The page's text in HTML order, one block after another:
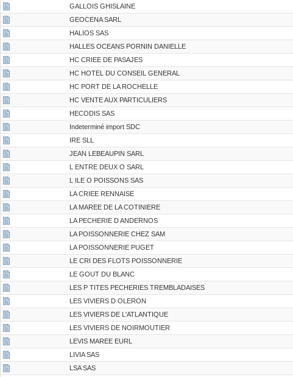
GALLOIS GHISLAINE
GEOCENA SARL
HALIOS SAS
HALLES OCEANS PORNIN DANIELLE
HC CRIEE DE PASAJES
HC HOTEL DU CONSEIL GENERAL
HC PORT DE LA ROCHELLE
HC VENTE AUX PARTICULIERS
HECODIS SAS
Indeterminé import SDC
IRE SLL
JEAN LEBEAUPIN SARL
L ENTRE DEUX O SARL
L ILE O POISSONS SAS
LA CRIEE RENNAISE
LA MAREE DE LA COTINIERE
LA PECHERIE D ANDERNOS
LA POISSONNERIE CHEZ SAM
LA POISSONNERIE PUGET
LE CRI DES FLOTS POISSONNERIE
LE GOUT DU BLANC
LES P TITES PECHERIES TREMBLADAISES
LES VIVIERS D OLERON
LES VIVIERS DE L'ATLANTIQUE
LES VIVIERS DE NOIRMOUTIER
LEVIS MAREE EURL
LIVIA SAS
LSA SAS